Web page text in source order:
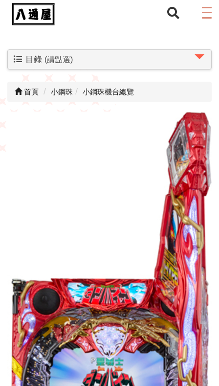
目錄 (請點選)
首頁 小鋼珠 小鋼珠機台總覽